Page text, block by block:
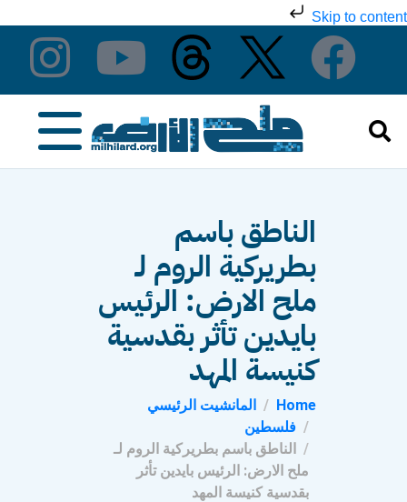
Skip to content
الناطق باسم
بطريركية الروم لـ
ملح الارض: الرئيس
بايدين تأثر بقدسية
كنيسة المهد
Home
المانشيت الرئيسي
فلسطين
الناطق باسم بطريركية الروم لـ
ملح الارض: الرئيس بايدين تأثر
بقدسية كنيسة المهد